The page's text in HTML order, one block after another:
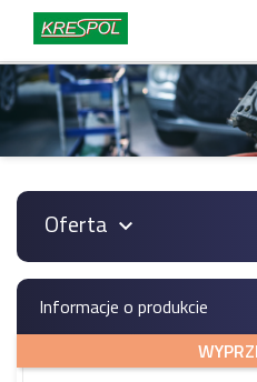
Oferta 
Informacje o produkcie